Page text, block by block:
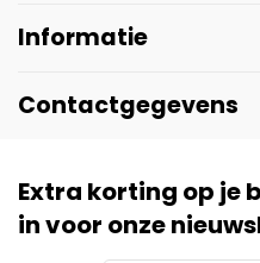
Informatie
Contactgegevens
Extra korting op je
in voor onze